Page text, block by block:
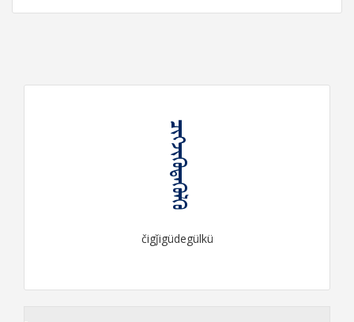
ᠴᠢᠭᠵᠢᠭᠦᠳᠡᠭᠦᠯᠬᠦ
čigǰigüdegülkü